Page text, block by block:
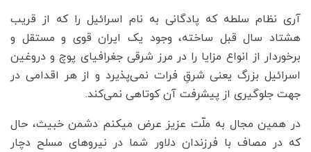
آری نظام سلطه که پادگانی به نام اسرائیل را که از قریب
هشتاد سال قبل ساخته، وجود یک ایران قوی و مستقل و
برخوردار از انواع مزایا را در مرز شرقی جغرافیای پوچ و دروغین
اسرائیل بزرگ یعنی شرقِ فرات نمی‌پذیرد و از هر اقدامی در
جهت جلوگیری از پیشرفت آن کوتاهی نمی‌کند.
در همین مجال به ملّت عزیز عرض میکنم دشمن خبیث، حال
که در مصاف با فرزندان دلاور شما در نیروهای مسلح دچار